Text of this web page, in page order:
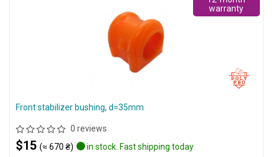
Front stabilizer bushing, d=35mm
0 reviews
$15 (≈ 670 ₴)
in stock. Fast shipping today
warranty